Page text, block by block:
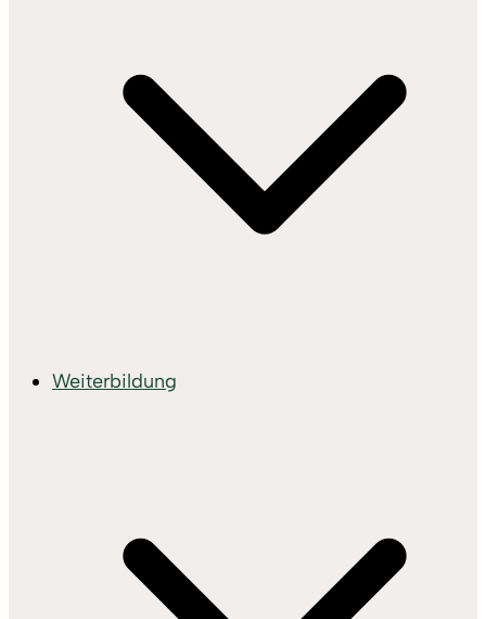
Weiterbildung